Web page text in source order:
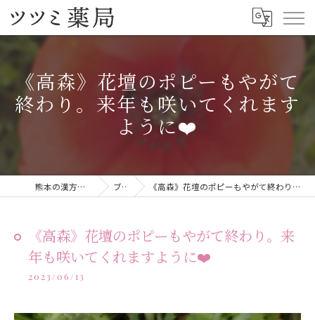
《高森》花壇のポピーもやがて
終わり。来年も咲いてくれます
ように❤️
熊本の漢方ならツツミ薬局 ブログ 《高森》花壇のポピーもやがて終わり。来年も咲いてくれますように❤️
《高森》花壇のポピーもやがて終わり。来
年も咲いてくれますように❤️
2023/06/13